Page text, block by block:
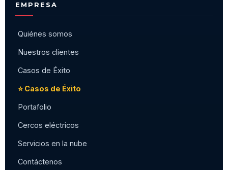
EMPRESA
Quiénes somos
Nuestros clientes
Casos de Éxito
⭐ Casos de Éxito
Portafolio
Cercos eléctricos
Servicios en la nube
Contáctenos